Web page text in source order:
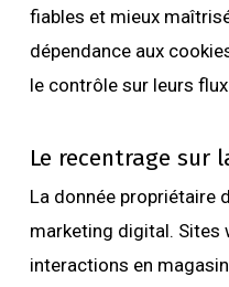
fiables et mieux
dépendance aux
le contrôle sur leurs
Le recentrage
La donnée propriétaire
marketing digital. Sites
interactions en